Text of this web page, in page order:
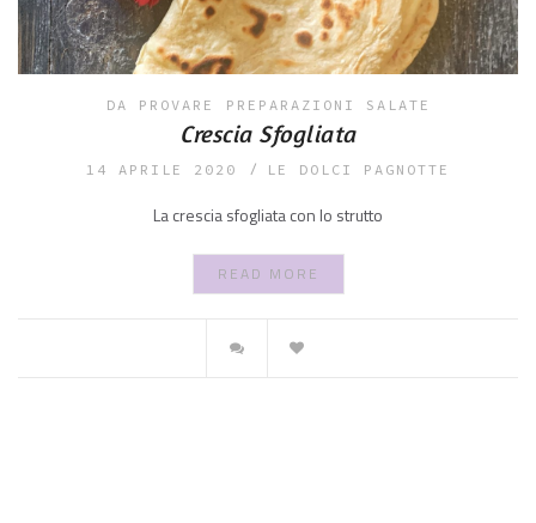
DA PROVARE PREPARAZIONI SALATE
Crescia Sfogliata
14 APRILE 2020 LE DOLCI PAGNOTTE
La crescia sfogliata con lo strutto
READ MORE